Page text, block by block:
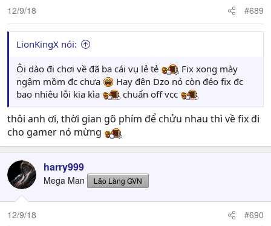
12/9/18 #689
LionKingX nói:
Ôi dào đi chơi về đã ba cái vụ lẻ tẻ
Fix xong mày
ngậm mồm đc chưa
Hay đên Dzo nó còn đéo fix đc
bao nhiêu lỗi kia kìa
chuẩn off vcc
thôi anh ơi, thời gian gõ phím để chửu nhau thì về fix đi
cho gamer nó mừng
harry999
Mega Man Lão Làng GVN
12/9/18 #690